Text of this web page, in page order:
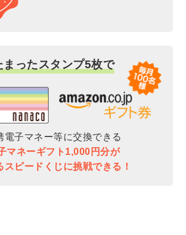
まったスタンプ5枚で
電子マネー等に交換できる
マネーギフト1,000円分が
スピードくじに挑戦できる！